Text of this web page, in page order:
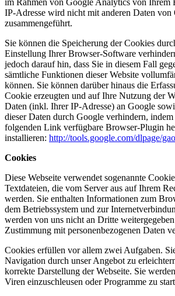
im Rahmen von Google Analytics von Ihrem
IP-Adresse wird nicht mit anderen Daten von
zusammengeführt.
Sie können die Speicherung der Cookies
Einstellung Ihrer Browser-Software
jedoch darauf hin, dass Sie in diesem Fall
sämtliche Funktionen dieser Website
können. Sie können darüber hinaus die
Cookie erzeugten und auf Ihre Nutzung der
Daten (inkl. Ihrer IP-Adresse) an Google
dieser Daten durch Google verhindern, indem
folgenden Link verfügbare Browser-Plugin
installieren: http://tools.google.com/dlpage/
Cookies
Diese Webseite verwendet sogenannte
Textdateien, die vom Server aus auf Ihrem
werden. Sie enthalten Informationen zum
dem Betriebssystem und zur
werden von uns nicht an Dritte
Zustimmung mit personenbezogenen Daten
Cookies erfüllen vor allem zwei Aufgaben.
Navigation durch unser Angebot zu
korrekte Darstellung der Webseite. Sie
Viren einzuschleusen oder Programme zu